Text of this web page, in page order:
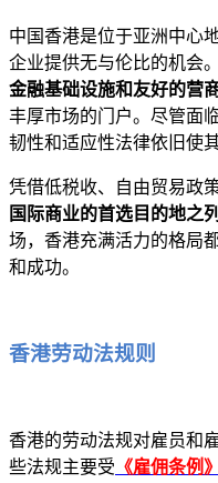
中国香港是位于亚洲中心
企业提供无与伦比的机会
金融基础设施和友好的营
丰厚市场的门户。尽管面
韧性和适应性法律依旧使
凭借低税收、自由贸易政
国际商业的首选目的地之列
场，香港充满活力的格局
和成功。
香港劳动法规则
香港的劳动法规对雇员和
些法规主要受 《雇佣条例》